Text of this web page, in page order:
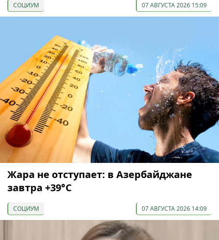
СОЦИУМ 07 АВГУСТА 2026 15:09
Жара не отступает: в Азербайджане
завтра +39°С
СОЦИУМ 07 АВГУСТА 2026 14:09